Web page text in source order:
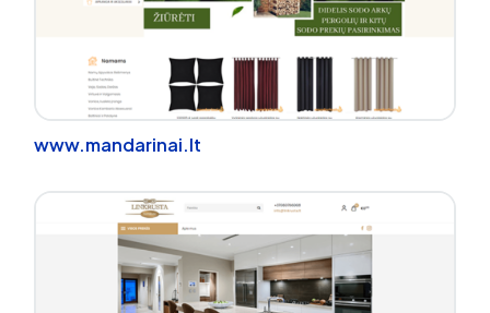
www.mandarinai.lt